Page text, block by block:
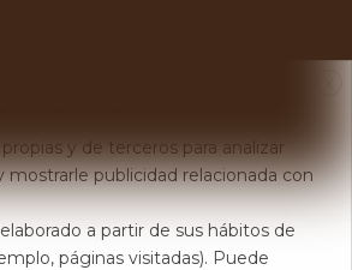
y de terceros para analizar
mostrarle publicidad relacionada con
a partir de sus hábitos de
páginas visitadas). Puede